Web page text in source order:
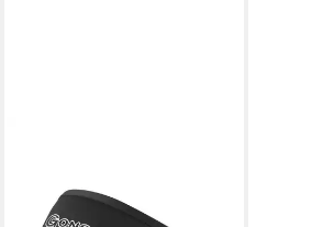
Atmungsaktiv, hohes
Wärmeisolationsvermögen